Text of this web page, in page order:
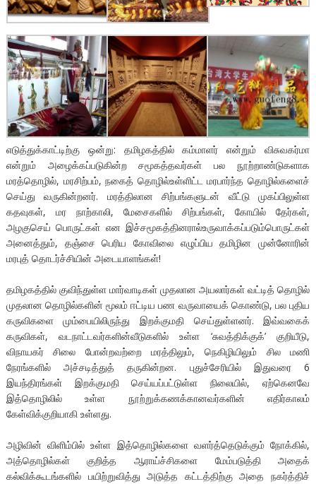
எடுத்துக்காட்டிற்கு ஒன்று: தமிழகத்தில் கம்மாளர் என்றும் விசுவகர்மா
என்றும் அழைக்கப்படுகின்ற சமூகத்தவர்கள் பல நூற்றாண்டுகளாக
மரத்தொழில், மரசிற்பம், நகைத் தொழில்உள்ளிட்ட மரபார்ந்த தொழில்களைச்
செய்து வருகின்றனர். மரத்திலான சிற்பங்களுடன் வீட்டு முகப்பிலுள்ள
கதவுகள், மர நாற்காலி, மேசைகளில் சிற்பங்கள், கோயில் தேர்கள்,
அழகுசெய் பொருட்கள் என இச்சமூகத்தினரால்உருவாக்கப்படும்பொருட்கள்
அனைத்தும், தஞ்சை பெரிய கோவிலை எழுப்பிய தமிழின முன்னோரின்
மரபுத் தொடர்ச்சியின் அடையாளங்கள்!
தமிழகத்தில் குவிந்துள்ள மார்வாடிகள் முதலான அயலார்கள் வட்டித் தொழில்
முதலான தொழில்களின் மூலம் ஈட்டிய பண வருவாயைக் கொண்டு, பல புதிய
கருவிகளை மும்பையிலிருந்து இறக்குமதி செய்துள்ளனர். இவ்வகைக்
கருவிகள், வடநாட்டவர்களின்வீடுகளில் உள்ள ‘சுவத்திக்குக்’ குறியீடு,
விநாயகர் சிலை போன்றவற்றை மரத்திலும், நெகிழியிலும் சில மணி
நேரங்களில் அச்சடித்துத் தருகின்றன. புதுச்சேரியில் இதுவரை 6
இயந்திரங்கள் இறக்குமதி செய்யப்பட்டுள்ள நிலையில், ஏற்கெனவே
இத்தொழிலில் உள்ள நூற்றுக்கணக்கானவர்களின் எதிர்காலம்
கேள்விக்குறியாகி உள்ளது.
அழிவின் விளிம்பில் உள்ள இத்தொழில்களை வளர்த்தெடுக்கும் நோக்கில்,
அத்தொழில்கள் குறித்த ஆராய்ச்சிகளை மேம்படுத்தி அதைக்
கல்விக்கூடங்களில் பயிற்றுவித்து அடுத்த கட்டத்திற்கு அதை நகர்த்திச்